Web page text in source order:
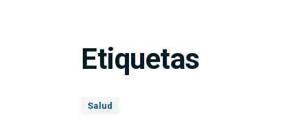
Etiquetas
Salud